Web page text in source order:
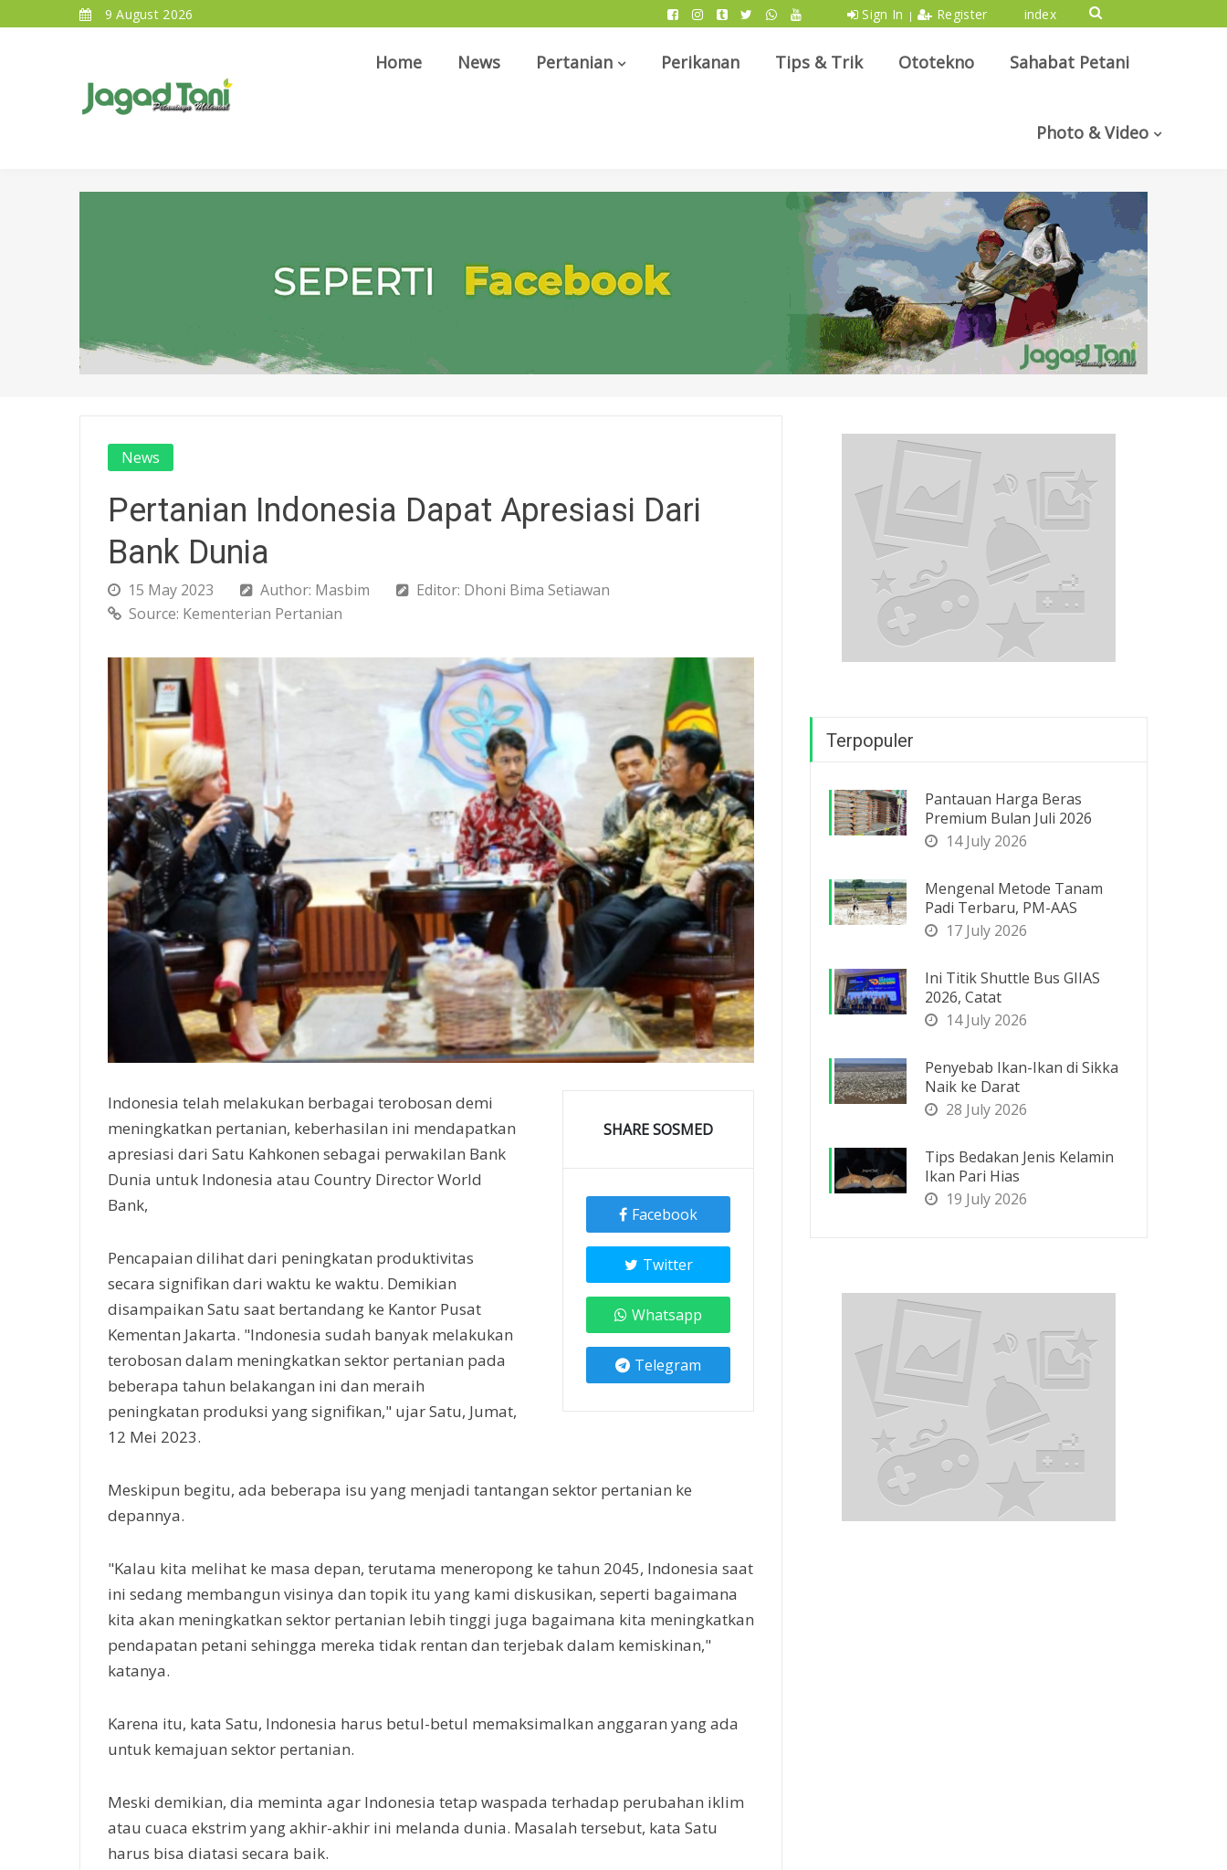
9 August 2026 Sign In | Register index
Home News Pertanian Perikanan Tips & Trik Ototekno Sahabat Petani
Photo & Video
News
Pertanian Indonesia Dapat Apresiasi Dari
Bank Dunia
15 May 2023 Author: Masbim
Editor: Dhoni Bima Setiawan
Source: Kementerian Pertanian
SHARE SOSMED
Facebook
Twitter
Whatsapp
Telegram
Indonesia telah melakukan berbagai terobosan demi
meningkatkan pertanian, keberhasilan ini mendapatkan
apresiasi dari Satu Kahkonen sebagai perwakilan Bank
Dunia untuk Indonesia atau Country Director World
Bank,
Pencapaian dilihat dari peningkatan produktivitas
secara signifikan dari waktu ke waktu. Demikian
disampaikan Satu saat bertandang ke Kantor Pusat
Kementan Jakarta. "Indonesia sudah banyak melakukan
terobosan dalam meningkatkan sektor pertanian pada
beberapa tahun belakangan ini dan meraih
peningkatan produksi yang signifikan," ujar Satu, Jumat,
12 Mei 2023.
Meskipun begitu, ada beberapa isu yang menjadi tantangan sektor pertanian ke
depannya.
"Kalau kita melihat ke masa depan, terutama meneropong ke tahun 2045, Indonesia saat
ini sedang membangun visinya dan topik itu yang kami diskusikan, seperti bagaimana
kita akan meningkatkan sektor pertanian lebih tinggi juga bagaimana kita meningkatkan
pendapatan petani sehingga mereka tidak rentan dan terjebak dalam kemiskinan,"
katanya.
Karena itu, kata Satu, Indonesia harus betul-betul memaksimalkan anggaran yang ada
untuk kemajuan sektor pertanian.
Meski demikian, dia meminta agar Indonesia tetap waspada terhadap perubahan iklim
atau cuaca ekstrim yang akhir-akhir ini melanda dunia. Masalah tersebut, kata Satu
harus bisa diatasi secara baik.
Terpopuler
Pantauan Harga Beras
Premium Bulan Juli 2026
14 July 2026
Mengenal Metode Tanam
Padi Terbaru, PM-AAS
17 July 2026
Ini Titik Shuttle Bus GIIAS
2026, Catat
14 July 2026
Penyebab Ikan-Ikan di Sikka
Naik ke Darat
28 July 2026
Tips Bedakan Jenis Kelamin
Ikan Pari Hias
19 July 2026